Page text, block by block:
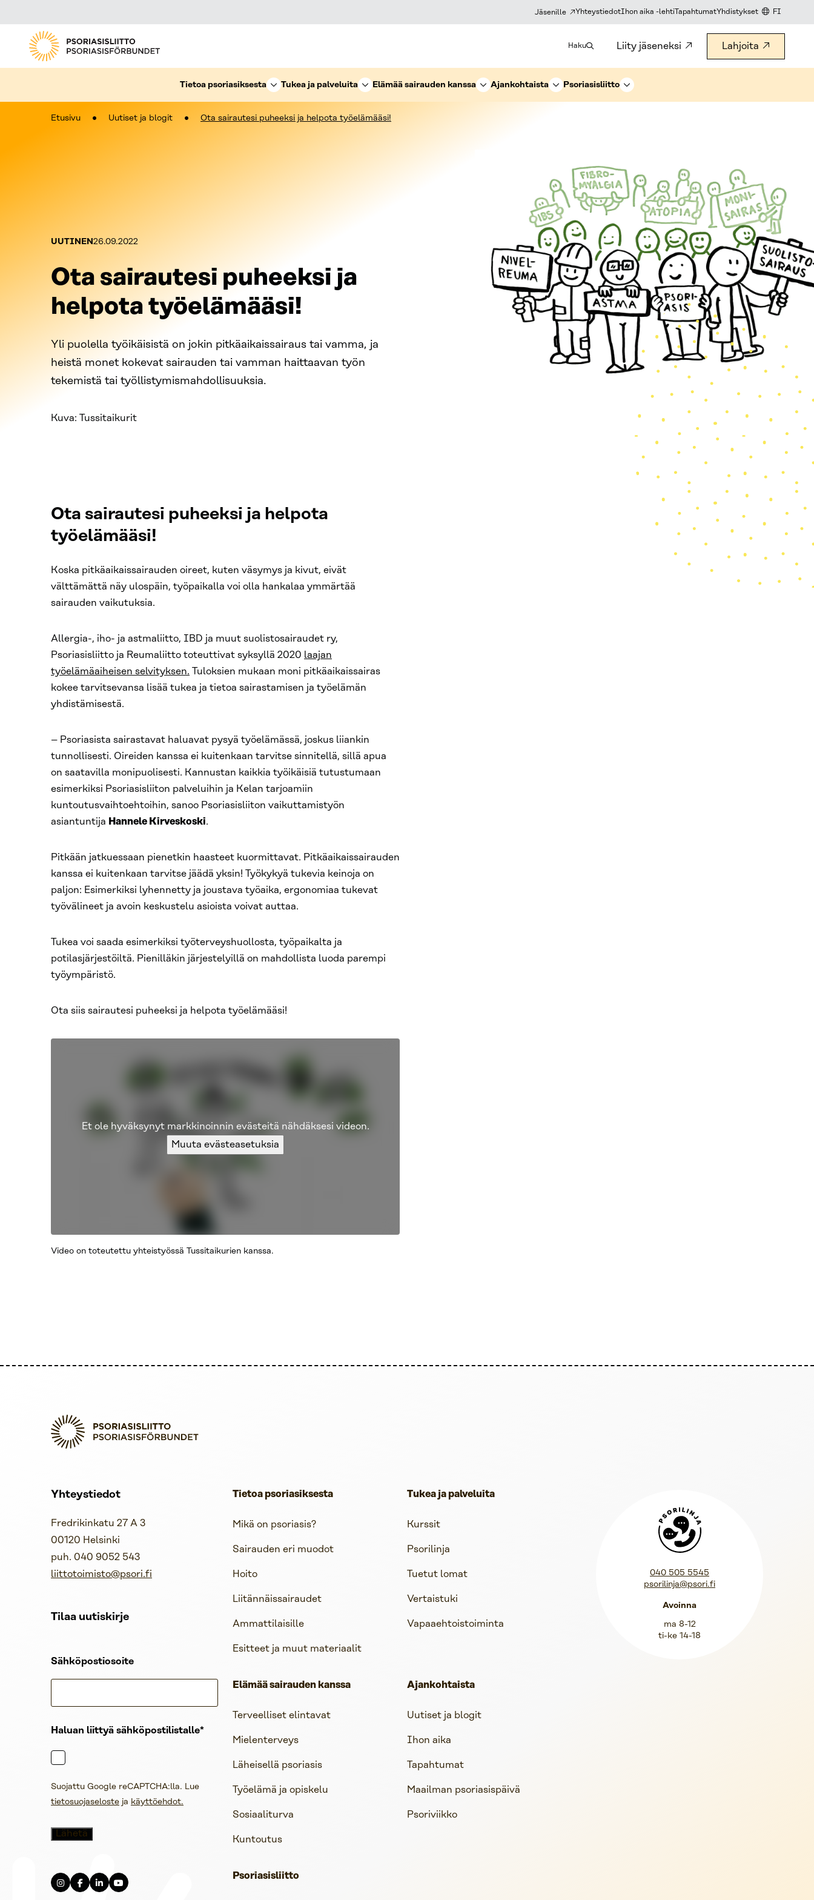
Jäsenille YhteystiedotIhon aika -lehtiTapahtumatYhdistykset FI
Haku Liity jäseneksi Lahjoita
Tietoa psoriasiksesta Tukea ja palveluita Elämää sairauden kanssa Ajankohtaista Psoriasisliitto
Etusivu Uutiset ja blogit Ota sairautesi puheeksi ja helpota työelämääsi!
Kategoriat:
UUTINENJulkaistu:
26.09.2022
Ota sairautesi puheeksi ja
helpota työelämääsi!
Yli puolella työikäisistä on jokin pitkäaikaissairaus tai vamma, ja
heistä monet kokevat sairauden tai vamman haittaavan työn
tekemistä tai työllistymismahdollisuuksia.
Kuva: Tussitaikurit
Ota sairautesi puheeksi ja helpota
työelämääsi!
Koska pitkäaikaissairauden oireet, kuten väsymys ja kivut, eivät
välttämättä näy ulospäin, työpaikalla voi olla hankalaa ymmärtää
sairauden vaikutuksia.
Allergia-, iho- ja astmaliitto, IBD ja muut suolistosairaudet ry,
Psoriasisliitto ja Reumaliitto toteuttivat syksyllä 2020 laajan
työelämäaiheisen selvityksen. Tuloksien mukaan moni pitkäaikaissairas
kokee tarvitsevansa lisää tukea ja tietoa sairastamisen ja työelämän
yhdistämisestä.
– Psoriasista sairastavat haluavat pysyä työelämässä, joskus liiankin
tunnollisesti. Oireiden kanssa ei kuitenkaan tarvitse sinnitellä, sillä apua
on saatavilla monipuolisesti. Kannustan kaikkia työikäisiä tutustumaan
esimerkiksi Psoriasisliiton palveluihin ja Kelan tarjoamiin
kuntoutusvaihtoehtoihin, sanoo Psoriasisliiton vaikuttamistyön
asiantuntija Hannele Kirveskoski.
Pitkään jatkuessaan pienetkin haasteet kuormittavat. Pitkäaikaissairauden
kanssa ei kuitenkaan tarvitse jäädä yksin! Työkykyä tukevia keinoja on
paljon: Esimerkiksi lyhennetty ja joustava työaika, ergonomiaa tukevat
työvälineet ja avoin keskustelu asioista voivat auttaa.
Tukea voi saada esimerkiksi työterveyshuollosta, työpaikalta ja
potilasjärjestöiltä. Pienilläkin järjestelyillä on mahdollista luoda parempi
työympäristö.
Ota siis sairautesi puheeksi ja helpota työelämääsi!
Et ole hyväksynyt markkinoinnin evästeitä nähdäksesi videon.
Muuta evästeasetuksia
Video on toteutettu yhteistyössä Tussitaikurien kanssa.
Yhteystiedot
Fredrikinkatu 27 A 3
00120 Helsinki
puh. 040 9052 543
liittotoimisto@psori.fi
Tilaa uutiskirje
Sähköpostiosoite
Haluan liittyä sähköpostilistalle
Suojattu Google reCAPTCHA:lla. Lue
tietosuojaseloste ja käyttöehdot.
Tietoa psoriasiksesta
Mikä on psoriasis?
Sairauden eri muodot
Hoito
Liitännäissairaudet
Ammattilaisille
Esitteet ja muut materiaalit
Tukea ja palveluita
Kurssit
Psorilinja
Tuetut lomat
Vertaistuki
Vapaaehtoistoiminta
Elämää sairauden kanssa
Terveelliset elintavat
Mielenterveys
Läheisellä psoriasis
Työelämä ja opiskelu
Sosiaaliturva
Kuntoutus
Ajankohtaista
Uutiset ja blogit
Ihon aika
Tapahtumat
Maailman psoriasispäivä
Psoriviikko
Psoriasisliitto
Psorilinja
040 505 5545
psorilinja@psori.fi
Avoinna
ma 8-12
ti-ke 14-18